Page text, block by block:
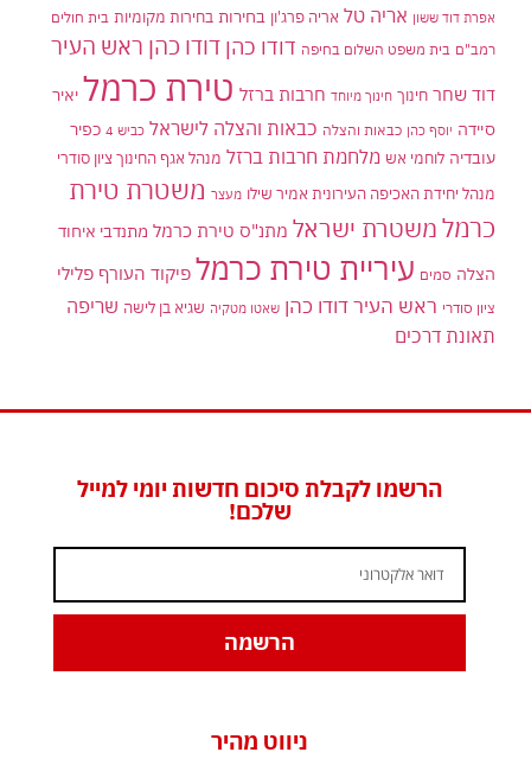
אפרת דוד ששון אריה טל אריה פרג'ון בחירות בחירות מקומיות בית חולים
רמב"ם בית משפט השלום בחיפה דודו כהן דודו כהן ראש העיר
דוד שחר חינוך חינוך מיוחד חרבות ברזל טירת כרמל יאיר
סיידה יוסף כהן כבאות והצלה כבאות והצלה לישראל כביש 4
כפיר
עובדיה לוחמי אש מלחמת חרבות ברזל מנהל אגף החינוך ציון סודרי
מנהל יחידת האכיפה העירונית אמיר שילו מעצר משטרת טירת
כרמלמשטרת ישראל מתנ"ס טירת כרמל מתנדבי איחוד
הצלה סמים עיריית טירת כרמל פיקוד העורף פלילי
ציון סודרי ראש העיר דודו כהן שאטו מטקיה שגיא בן לישה שריפה
תאונת דרכים
הרשמו לקבלת סיכום חדשות יומי למייל
שלכם!
הרשמה
ניווט מהיר